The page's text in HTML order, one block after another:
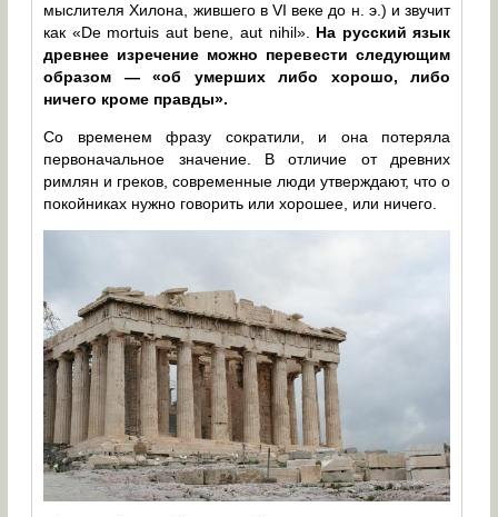
мыслителя Хилона, жившего в VI веке до н. э.) и звучит
как «De mortuis aut bene, aut nihil».
На русский язык
древнее изречение можно перевести следующим
образом — «об умерших либо хорошо, либо
ничего кроме правды».
Со временем фразу сократили, и она потеряла
первоначальное значение. В отличие от древних
римлян и греков, современные люди утверждают, что о
покойниках нужно говорить или хорошее, или ничего.